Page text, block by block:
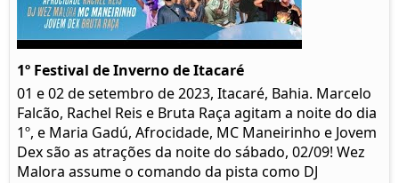
1º Festival de Inverno de Itacaré
01 e 02 de setembro de 2023, Itacaré, Bahia. Marcelo
Falcão, Rachel Reis e Bruta Raça agitam a noite do dia
1º, e Maria Gadú, Afrocidade, MC Maneirinho e Jovem
Dex são as atrações da noite do sábado, 02/09! Wez
Malora assume o comando da pista como DJ